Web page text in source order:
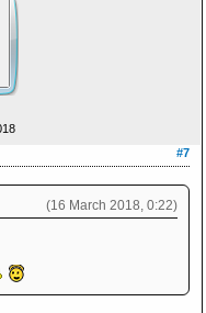
#7
(16 March 2018, 0:22)